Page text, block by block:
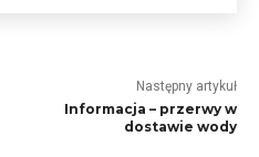
Następny artykuł
Informacja – przerwy w
dostawie wody